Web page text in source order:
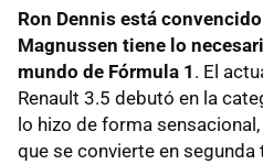
Ron Dennis está
Magnussen tiene lo
mundo de Fórmula 1 . El
Renault 3.5 debutó en la
lo hizo de forma
que se convierte en